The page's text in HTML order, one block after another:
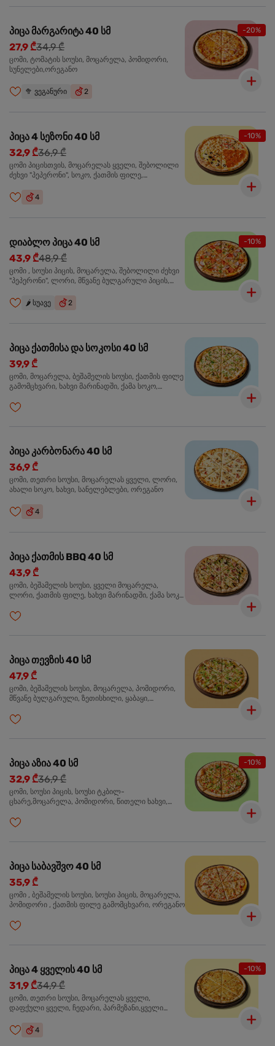
-20%
პიცა მარგარიტა 40 სმ
27,9 ₾34,9 ₾
ცომი, ტომატის სოუსი, მოცარელა, პომიდორი,
სუნელები,ორეგანო
🥦 ვეგანური 2
-10%
პიცა 4 სეზონი 40 სმ
32,9 ₾36,9 ₾
ცომი პიცისთვის, მოცარელას ყველი, შებოლილი
ძეხვი "პეპერონი", სოკო, ქათმის ფილე,
4
-10%
დიაბლო პიცა 40 სმ
43,9 ₾48,9 ₾
ცომი , სოუსი პიცის, მოცარელა, შებოლილი ძეხვი
"პეპერონი", ლორი, მწვანე ბულგარული პიცის,
🌶️ სუავე 2
პიცა ქათმისა და სოკოსი 40 სმ
39,9 ₾
ცომი, მოცარელა, ბეშამელის სოუსი, ქათმის ფილე
გამომცხვარი, ხახვი მარინადში, ქამა სოკო,
პიცა კარბონარა 40 სმ
36,9 ₾
ცომი, თეთრი სოუსი, მოცარელას ყველი, ლორი,
ახალი სოკო, ხახვი, სანელებლები, ორეგანო
4
პიცა ქათმის BBQ 40 სმ
43,9 ₾
ცომი, ბეშამელის სოუსი, ყველი მოცარელა,
ლორი, ქათმის ფილე, ხახვი მარინადში, ქამა სოკო
პიცა თევზის 40 სმ
47,9 ₾
ცომი, ბეშამელის სოუსი, მოცარელა, პომიდორი,
მწვანე ბულგარული, ზეთისხილი, ყაბაყი,
ორეგანო
-10%
პიცა აზია 40 სმ
32,9 ₾36,9 ₾
ცომი, სოუსი პიცის, სოუსი ტკბილ-
ცხარე,მოცარელა, პომიდორი, წითელი ხახვი,
სეზამის მარცვლის ნაზავი, ქინძი, ორეგანო
პიცა საბავშვო 40 სმ
35,9 ₾
ცომი , ბეშამელის სოუსი, სოუსი პიცის, მოცარელა,
პომიდორი , ქათმის ფილე გამომცხვარი, ორეგანო
-10%
პიცა 4 ყველის 40 სმ
31,9 ₾34,9 ₾
ცომი, თეთრი სოუსი, მოცარელას ყველი,
დაფქული ყველი, ჩედარი, პარმეზანი,ყველი
4